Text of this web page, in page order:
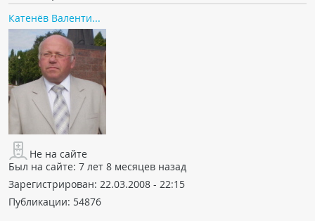
Катенёв Валенти...
Не на сайте
Был на сайте: 7 лет 8 месяцев назад
Зарегистрирован: 22.03.2008 - 22:15
Публикации: 54876